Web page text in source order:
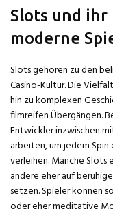
Slots und ihr
moderne
Slots gehören zu den
Casino-Kultur. Die
hin zu komplexen
filmreifen Übergängen.
Entwickler inzwischen
arbeiten, um jedem Spin
verleihen. Manche Slots
andere eher auf
setzen. Spieler können